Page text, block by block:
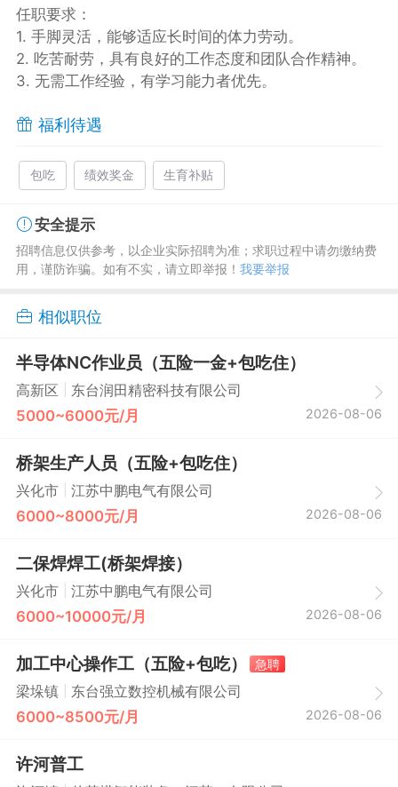
任职要求：
1. 手脚灵活，能够适应长时间的体力劳动。
2. 吃苦耐劳，具有良好的工作态度和团队合作精神。
3. 无需工作经验，有学习能力者优先。
福利待遇
包吃 绩效奖金 生育补贴
安全提示
招聘信息仅供参考，以企业实际招聘为准；求职过程中请勿缴纳费
用，谨防诈骗。如有不实，请立即举报！ 我要举报
相似职位
半导体NC作业员（五险一金+包吃住）
高新区 东台润田精密科技有限公司
5000~6000元/月 2026-08-06
桥架生产人员（五险+包吃住）
兴化市 江苏中鹏电气有限公司
6000~8000元/月 2026-08-06
二保焊焊工(桥架焊接）
兴化市 江苏中鹏电气有限公司
6000~10000元/月 2026-08-06
加工中心操作工（五险+包吃）
急聘
梁垛镇
东台强立数控机械有限公司
6000~8500元/月 2026-08-06
许河普工